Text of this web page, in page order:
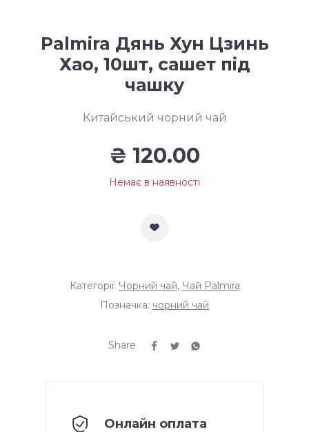
Palmira Дянь Хун Цзинь
Хао, 10шт, сашет під
чашку
Китайський чорний чай
₴ 120.00
Немає в наявності
Категорії: Чорний чай, Чай Palmira
Позначка: чорний чай
Share
Онлайн оплата